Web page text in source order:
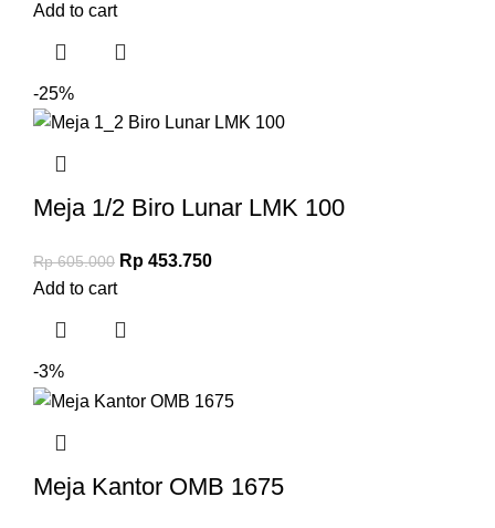
Add to cart
-25%
Meja 1/2 Biro Lunar LMK 100
Rp605.000 Rp 453.750
Add to cart
-3%
Meja Kantor OMB 1675